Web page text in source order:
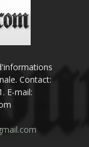
Contact:
E-mail: